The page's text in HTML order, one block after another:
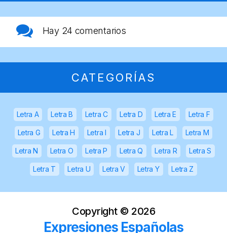
Hay 24 comentarios
CATEGORÍAS
Letra A Letra B Letra C Letra D Letra E Letra F
Letra G Letra H Letra I Letra J Letra L Letra M
Letra N Letra O Letra P Letra Q Letra R Letra S
Letra T Letra U Letra V Letra Y Letra Z
Copyright © 2026
Expresiones Españolas